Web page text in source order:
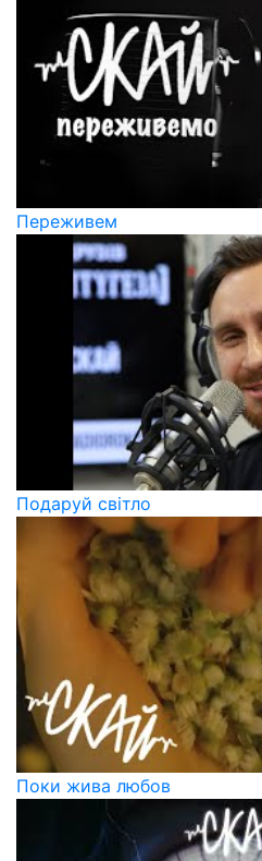
Переживем
Подаруй світло
Поки жива любов